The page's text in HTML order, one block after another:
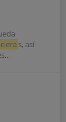
s, así